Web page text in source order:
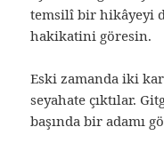
temsilî bir hikâyeyi
hakikatini göresin.
Eski zamanda iki
seyahate çıktılar.
başında bir adamı